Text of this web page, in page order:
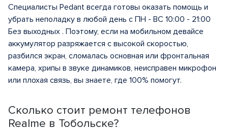
Сколько стоит ремонт телефонов
Realme в Тобольске?
Специалисты Pedant всегда готовы оказать помощь и
убрать неполадку в любой день с ПН - ВС 10:00 - 21:00
Без выходных . Поэтому, если на мобильном девайсе
аккумулятор разряжается с высокой скоростью,
разбился экран, сломалась основная или фронтальная
камера, хрипы в звуке динамиков, неисправен микрофон
или плохая связь, вы знаете, где 100% помогут.